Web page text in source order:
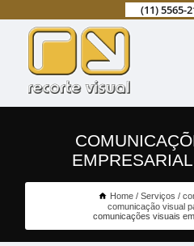
(11) 5565-
Home Serviços
comunicação visual
comunicações visuais